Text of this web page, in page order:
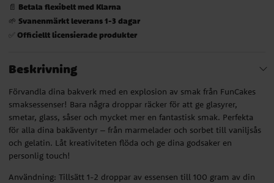
📄 Betala flexibelt med Klarna
🌱 Svanenmärkt leverans 1-3 dagar
✅ Officiellt licensierade produkter
Beskrivning
Förvandla dina bakverk med en explosion av smak från FunCakes
smaksessenser! Bara några droppar räcker för att ge glasyrer,
smetar, glass, såser och mycket mer en fantastisk smak. Perfekta
för alla dina bakäventyr – från marmelader och sorbet till vaniljsås
och gelatin. Låt kreativiteten flöda och ge dina godsaker en
personlig touch!
Användning: Tillsätt 1-2 droppar av essensen till 100 gram av din